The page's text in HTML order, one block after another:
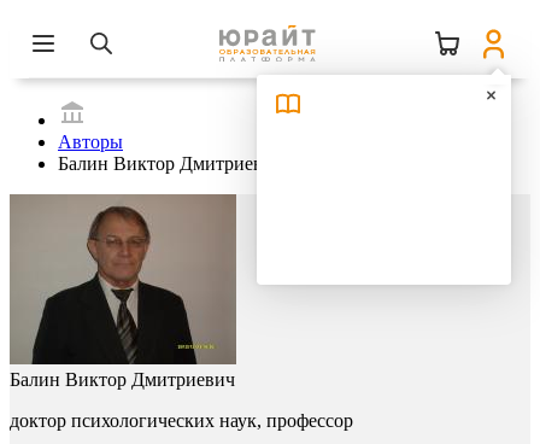
Авторы
Балин Виктор Дмитриевич
Балин Виктор Дмитриевич
доктор психологических наук, профессор